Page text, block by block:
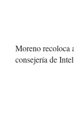
Moreno recoloca
consejería de